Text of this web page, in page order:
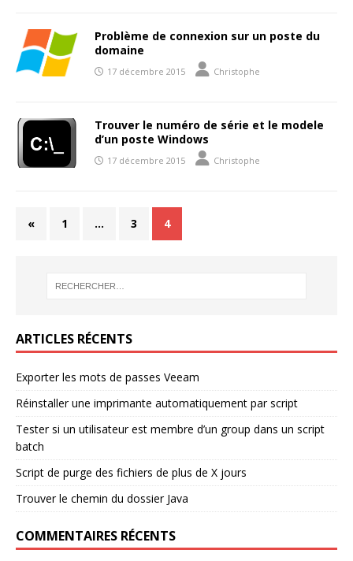
Problème de connexion sur un poste du
domaine
17 décembre 2015 Christophe
Trouver le numéro de série et le modele
d’un poste Windows
17 décembre 2015 Christophe
« 1 … 3 4
ARTICLES RÉCENTS
Exporter les mots de passes Veeam
Réinstaller une imprimante automatiquement par script
Tester si un utilisateur est membre d’un group dans un script
batch
Script de purge des fichiers de plus de X jours
Trouver le chemin du dossier Java
COMMENTAIRES RÉCENTS